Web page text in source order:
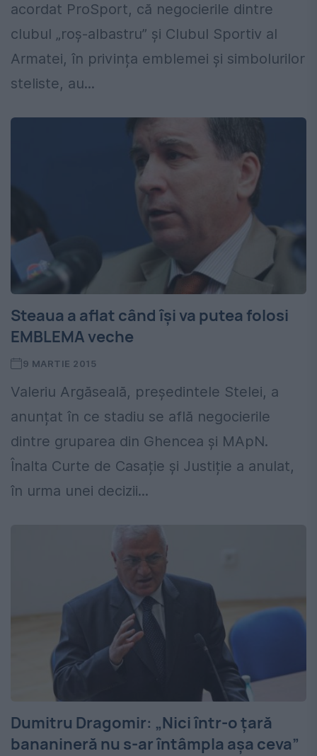
acordat ProSport, că negocierile dintre
clubul „roș-albastru” și Clubul Sportiv al
Armatei, în privința emblemei și simbolurilor
steliste, au...
Steaua a aflat când își va putea folosi
EMBLEMA veche
9 MARTIE 2015
Valeriu Argăseală, președintele Stelei, a
anunțat în ce stadiu se află negocierile
dintre gruparea din Ghencea și MApN.
Înalta Curte de Casație și Justiție a anulat,
în urma unei decizii...
Dumitru Dragomir: „Nici într-o țară
bananineră nu s-ar întâmpla așa ceva”